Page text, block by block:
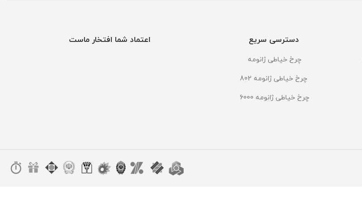
دسترسی سریع
چرخ خیاطی ژانومه
چرخ خیاطی ژانومه 802
چرخ خیاطی ژانومه 6000
اعتماد شما افتخار ماست